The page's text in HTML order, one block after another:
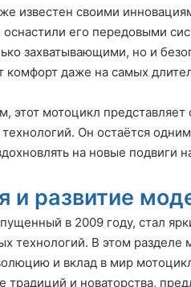
известен своими
оснастили его передовыми
захватывающими, но и
комфорт даже на самых
этот мотоцикл
Он остаётся
на новые подвиги
и развитие
в 2009 году, стал
технологий. В этом разделе
и вклад в мир
традиций и новаторства,